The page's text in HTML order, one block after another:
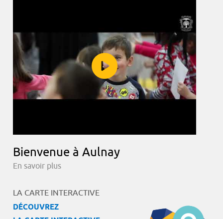
Bienvenue à Aulnay
En savoir plus
LA CARTE INTERACTIVE
DÉCOUVREZ